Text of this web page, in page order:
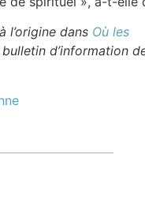
l’origine dans Où les
bulletin d’information